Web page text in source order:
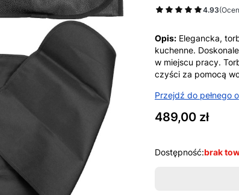
4.93
Opis: Elegancka,
kuchenne.
w miejscu pracy.
czyści za pomocą
Przejdź do pełnego
Cena
489,00 zł
Dostępność:brak